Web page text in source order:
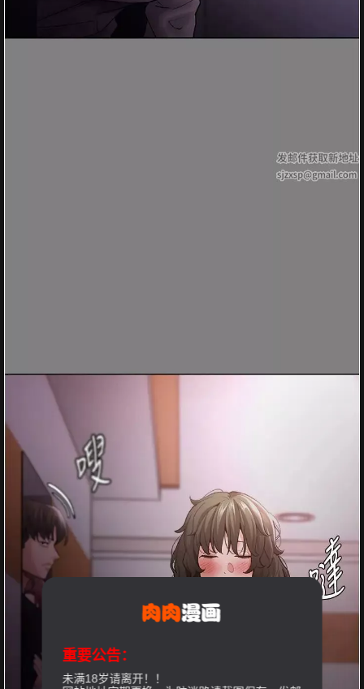
重要公告：
未满18岁请离开！！